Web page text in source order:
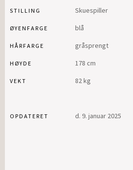
STILLING Skuespiller
ØYENFARGE blå
HÅRFARGE gråsprengt
HØYDE 178 cm
VEKT 82 kg
OPDATERET d. 9. januar 2025